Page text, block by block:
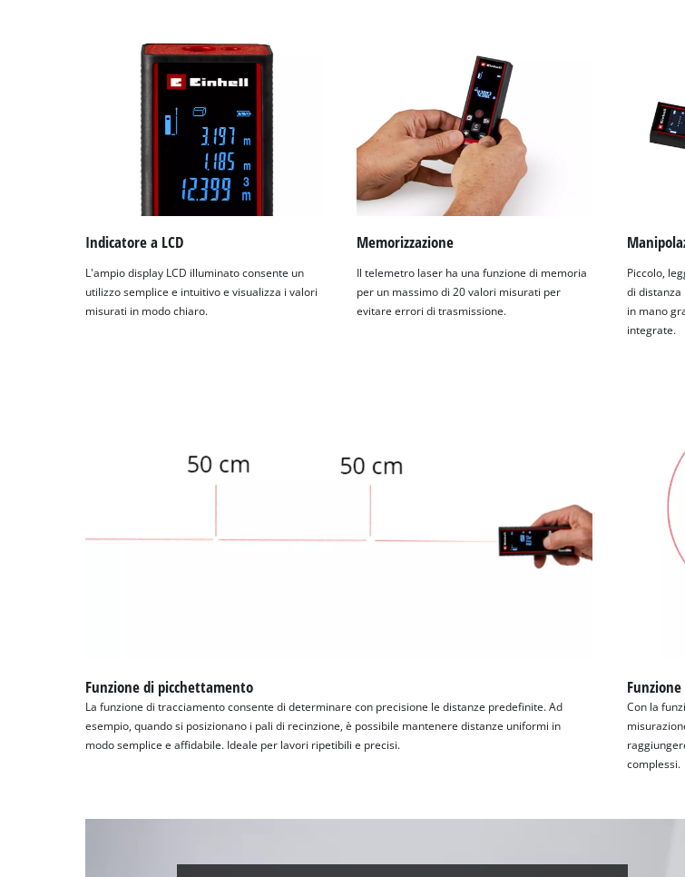
Indicatore a LCD
L'ampio display LCD illuminato consente un
utilizzo semplice e intuitivo e visualizza i valori
misurati in modo chiaro.
Memorizzazione
Il telemetro laser ha una funzione di memoria
per un massimo di 20 valori misurati per
evitare errori di trasmissione.
Piccolo,
di distanza
in mano
integrate.
Funzione di picchettamento
La funzione di tracciamento consente di determinare con precisione le distanze predefinite. Ad
esempio, quando si posizionano i pali di recinzione, è possibile mantenere distanze uniformi in
modo semplice e affidabile. Ideale per lavori ripetibili e precisi.
Con la
complessi.